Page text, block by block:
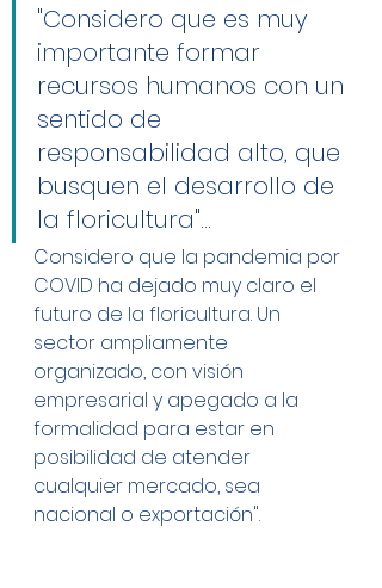
"Considero que es muy
importante formar
recursos humanos con un
sentido de
responsabilidad alto, que
busquen el desarrollo de
la floricultura"...
Considero que la pandemia por
COVID ha dejado muy claro el
futuro de la floricultura. Un
sector ampliamente
organizado, con visión
empresarial y apegado a la
formalidad para estar en
posibilidad de atender
cualquier mercado, sea
nacional o exportación".